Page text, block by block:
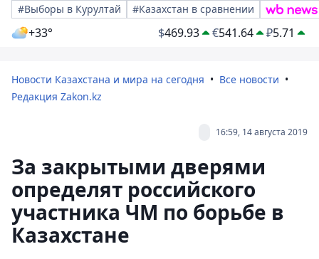
#Выборы в Курултай
#Казахстан в сравнении
+33° $469.93 €541.64 ₽5.71
Новости Казахстана и мира на сегодня
Все новости
Редакция Zakon.kz
16:59, 14 августа 2019
За закрытыми дверями
определят российского
участника ЧМ по борьбе в
Казахстане